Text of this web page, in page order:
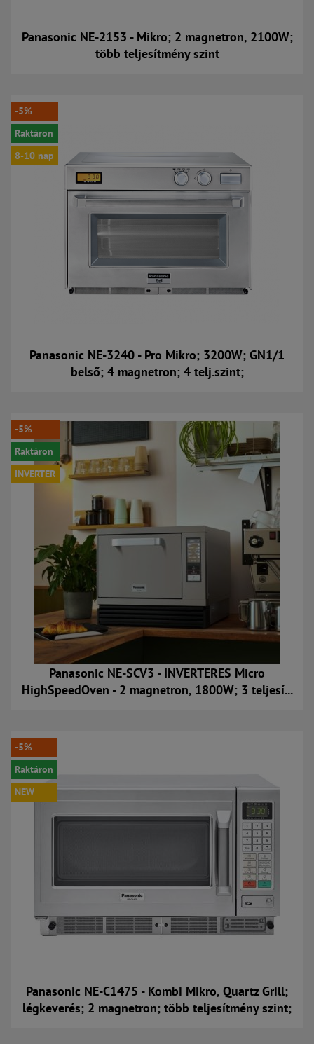
Panasonic NE-2153 - Mikro; 2 magnetron, 2100W;
több teljesítmény szint
Kosárba
-5%
Raktáron
8-10 nap
Panasonic NE-3240 - Pro Mikro; 3200W; GN1/1
belső; 4 magnetron; 4 telj.szint;
Kosárba
-5%
Raktáron
INVERTER
Panasonic NE-SCV3 - INVERTERES Micro
HighSpeedOven - 2 magnetron, 1800W; 3 teljesí...
Kosárba
-5%
Raktáron
NEW
Panasonic NE-C1475 - Kombi Mikro, Quartz Grill;
légkeverés; 2 magnetron; több teljesítmény szint;
Kosárba